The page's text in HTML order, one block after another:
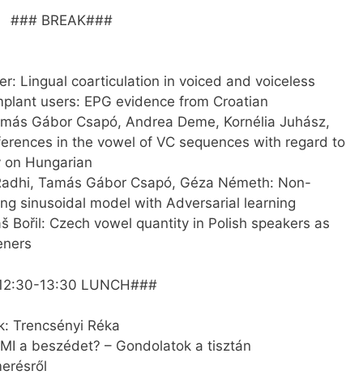
### BREAK###
Lingual coarticulation in voiced and voiceless
users: EPG evidence from Croatian
Gábor Csapó, Andrea Deme, Kornélia Juhász,
in the vowel of VC sequences with regard to
Hungarian
Tamás Gábor Csapó, Géza Németh: Non-
sinusoidal model with Adversarial learning
Bořil: Czech vowel quantity in Polish speakers as
13:30 LUNCH###
Trencsényi Réka
a beszédet? – Gondolatok a tisztán